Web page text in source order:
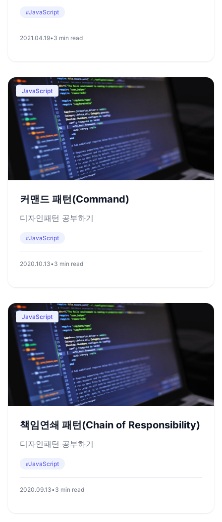
#JavaScript
2021.04.19•3 min read
JavaScript
커맨드 패턴(Command)
디자인패턴 공부하기
#JavaScript
2020.10.13•3 min read
JavaScript
책임연쇄 패턴(Chain of Responsibility)
디자인패턴 공부하기
#JavaScript
2020.09.13•3 min read